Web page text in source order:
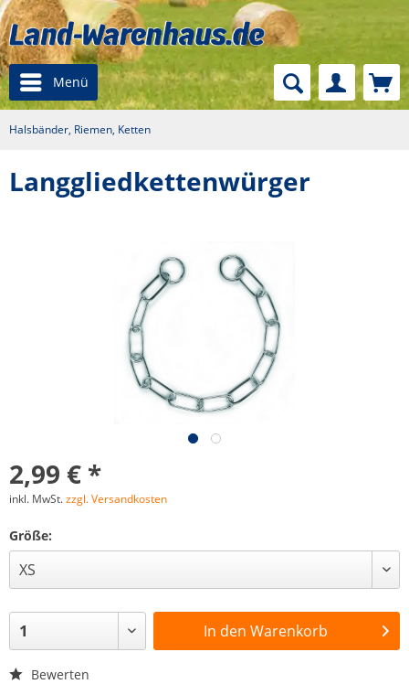
Menü
Halsbänder, Riemen, Ketten
Langgliedkettenwürger
2,99 € *
inkl. MwSt.zzgl. Versandkosten
Größe:
In den Warenkorb
Bewerten